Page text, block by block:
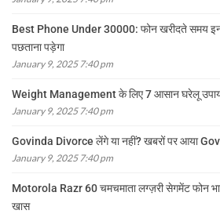
Best Phone Under 30000: फोन खरीदते समय इन
पछताना पड़ेगा
January 9, 2025 7:40 pm
Weight Management के लिए 7 आसान घरेलू
January 9, 2025 7:40 pm
Govinda Divorce लेंगे या नहीं? खबरों पर आया
January 9, 2025 7:40 pm
Motorola Razr 60 चमचमाता लग्ज़री सेगमेंट फोन
खास